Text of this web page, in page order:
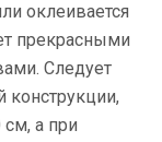
оклеивается
прекрасными
Следует
конструкции,
а при